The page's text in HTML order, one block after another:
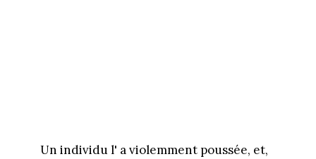
Un individu l' a violemment poussée, et,